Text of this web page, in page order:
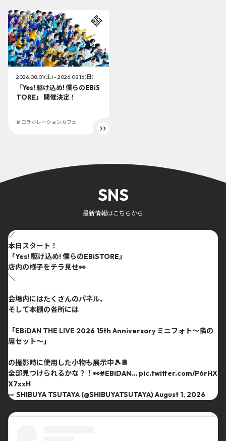
2026.08.01(土) - 2026.08.16(日)
「Yes! 駆け込め! 僕らのEBiS
TORE」 開催決定！
# コラボレーションカフェ
SNS
最新情報はこちらから
／
本日スタート！
「Yes! 駆け込め! 僕らのEBiSTORE」
店内の様子をチラ見せ👀
＼
会場内にはたくさんのパネル、
そして本棚の各所には
「EBiDAN THE LIVE 2026 15th Anniversary ミニフォト〜隣の
席セット〜」
の撮影時に使用した小物も展示中🎾📔
全部見つけられるかな？！👀#EBiDAN… pic.twitter.com/P6rHX
X7xxH
— SHIBUYA TSUTAYA (@SHIBUYATSUTAYA)August 1, 2026